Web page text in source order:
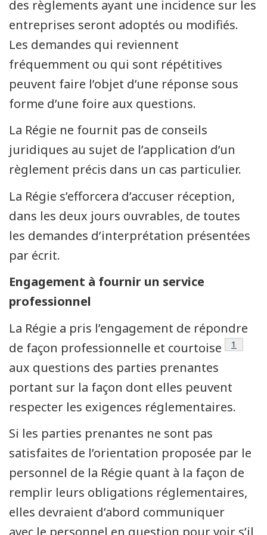
des règlements ayant une incidence sur les
entreprises seront adoptés ou modifiés.
Les demandes qui reviennent
fréquemment ou qui sont répétitives
peuvent faire l’objet d’une réponse sous
forme d’une foire aux questions.
La Régie ne fournit pas de conseils
juridiques au sujet de l’application d’un
règlement précis dans un cas particulier.
La Régie s’efforcera d’accuser réception,
dans les deux jours ouvrables, de toutes
les demandes d’interprétation présentées
par écrit.
Engagement à fournir un service
professionnel
La Régie a pris l’engagement de répondre
de façon professionnelle et courtoise
Note
1
aux questions des parties prenantes
portant sur la façon dont elles peuvent
respecter les exigences réglementaires.
Si les parties prenantes ne sont pas
satisfaites de l’orientation proposée par le
personnel de la Régie quant à la façon de
remplir leurs obligations réglementaires,
elles devraient d’abord communiquer
avec le personnel en question pour voir s’il